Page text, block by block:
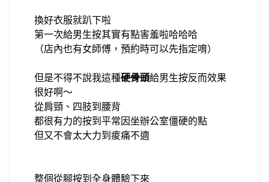
換好衣服就趴下啦
第一次給男生按其實有點害羞啦哈哈哈
（店內也有女師傅，預約時可以先指定唷）
但是不得不說我這種硬骨頭給男生按反而效果
很好啊～
從肩頸、四肢到腰背
都很有力的按到平常因坐辦公室僵硬的點
但又不會太大力到痠痛不適
整個從腳按到全身體驗下來